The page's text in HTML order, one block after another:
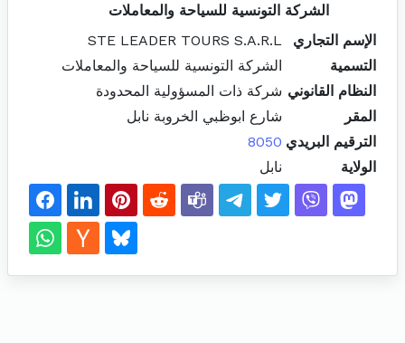
الشركة التونسية للسياحة والمعاملات
الإسم التجاري
STE LEADER TOURS S.A.R.L
التسمية
الشركة التونسية للسياحة والمعاملات
النظام القانوني شركة ذات المسؤولية المحدودة
المقر
شارع ابوظبي الخروبة نابل
الترقيم البريدي 8050
الولاية
نابل